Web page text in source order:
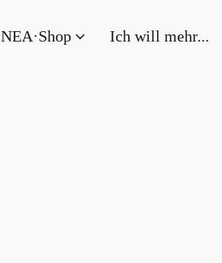
NEA·Shop Ich will mehr...